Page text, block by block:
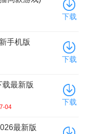
间中分享生活点滴和
下载
手机版
下载
最新版
04
下载
最新版